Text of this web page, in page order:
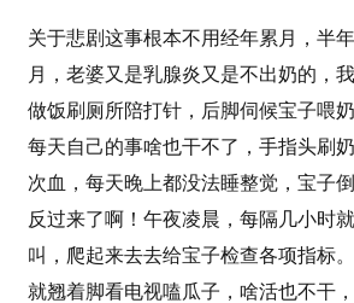
关于悲剧这事根本不用经年累月，半
月，老婆又是乳腺炎又是不出奶的，
做饭刷厕所陪打针，后脚伺候宝子喂
每天自己的事啥也干不了，手指头刷
次血，每天晚上都没法睡整觉，宝子
反过来了啊！午夜凌晨，每隔几小时
叫，爬起来去去给宝子检查各项指标
就翘着脚看电视嗑瓜子，啥活也不干